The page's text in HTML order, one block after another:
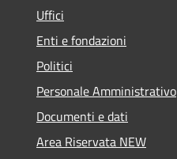
Uffici
Enti e fondazioni
Politici
Personale Amministrativo
Documenti e dati
Area Riservata NEW